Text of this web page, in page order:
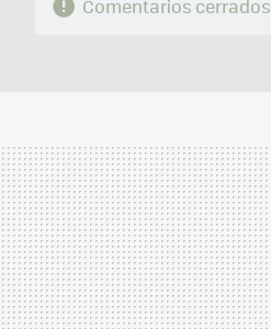
Comentarios cerrados